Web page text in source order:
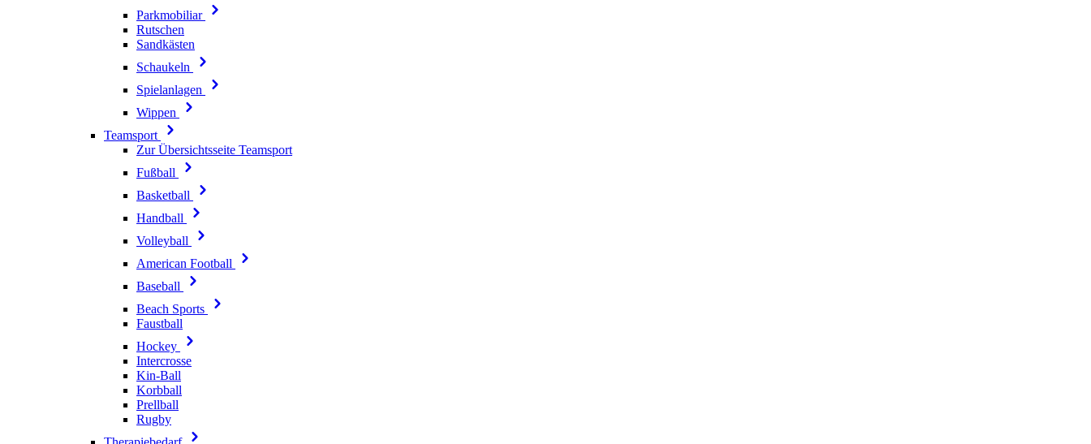
Parkmobiliar
Rutschen
Sandkästen
Schaukeln
Spielanlagen
Wippen
Teamsport
Zur Übersichtsseite Teamsport
Fußball
Basketball
Handball
Volleyball
American Football
Baseball
Beach Sports
Faustball
Hockey
Intercrosse
Kin-Ball
Korbball
Prellball
Rugby